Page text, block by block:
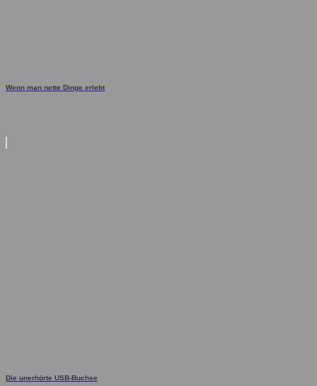
Wenn man nette Dinge erlebt
Die unerhörte USB-Buchse